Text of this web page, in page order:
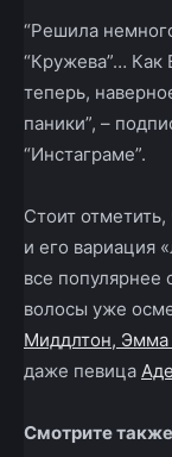
“Решила
“Кружева”… Как
теперь,
паники”, –
“Инстаграме”.
Стоит
и его вариация
все популярнее
волосы уже
Миддлтон, Эмма
даже певица
Смотрите